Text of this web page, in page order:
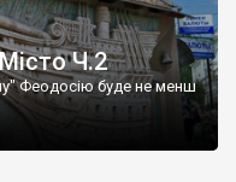
Ч.2
Феодосію буде не менш